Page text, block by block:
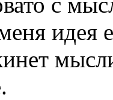
идея